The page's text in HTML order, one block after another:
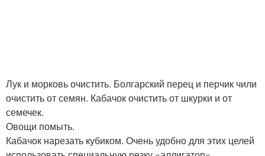
Лук и морковь очистить. Болгарский перец и перчик чили
очистить от семян. Кабачок очистить от шкурки и от
семечек.
Овощи помыть.
Кабачок нарезать кубиком. Очень удобно для этих целей